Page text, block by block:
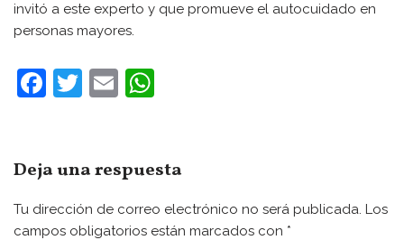
invitó a este experto y que promueve el autocuidado en
personas mayores.
F
e
b
o
T
er
E
l
s
A
p
Deja una respuesta
Tu dirección de correo electrónico no será publicada. Los
campos obligatorios están marcados con *